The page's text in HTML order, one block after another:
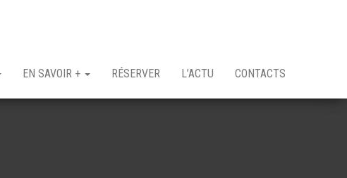
EN SAVOIR + RÉSERVER L’ACTU CONTACTS